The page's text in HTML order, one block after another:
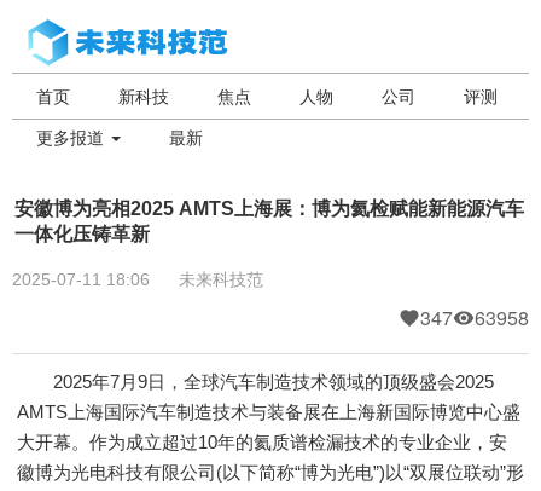
首页 新科技 焦点 人物 公司 评测
更多报道 最新
安徽博为亮相2025 AMTS上海展：博为氦检赋能新能源汽车
一体化压铸革新
2025-07-11 18:06 未来科技范
347 63958
2025年7月9日，全球汽车制造技术领域的顶级盛会2025
AMTS上海国际汽车制造技术与装备展在上海新国际博览中心盛
大开幕。作为成立超过10年的氦质谱检漏技术的专业企业，安
徽博为光电科技有限公司(以下简称“博为光电”)以“双展位联动”形